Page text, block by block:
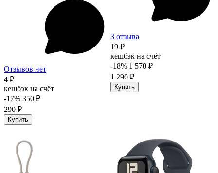
Отзывов нет
4 ₽
кешбэк на счёт
-17% 350 ₽
290 ₽
Купить
3 отзыва
19 ₽
кешбэк на счёт
-18% 1 570 ₽
1 290 ₽
Купить